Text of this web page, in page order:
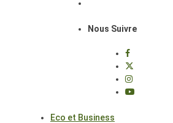
Nous Suivre
Eco et Business